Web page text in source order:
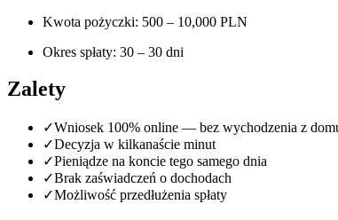
Kwota pożyczki: 500 – 10,000 PLN
Okres spłaty: 30 – 30 dni
Zalety
✓Wniosek 100% online — bez wychodzenia z
✓Decyzja w kilkanaście minut
✓Pieniądze na koncie tego samego dnia
✓Brak zaświadczeń o dochodach
✓Możliwość przedłużenia spłaty